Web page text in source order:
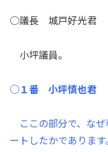
○議長 城戸好光君
小坪議員。
○１番 小坪慎也君
ここの部分で、な
ートしたかであります。